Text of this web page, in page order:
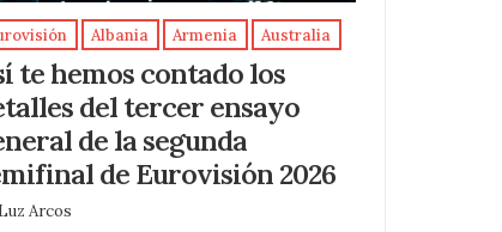
Albania Armenia Australia
te hemos contado los
del tercer ensayo
de la segunda
de Eurovisión 2026
Luz Arcos